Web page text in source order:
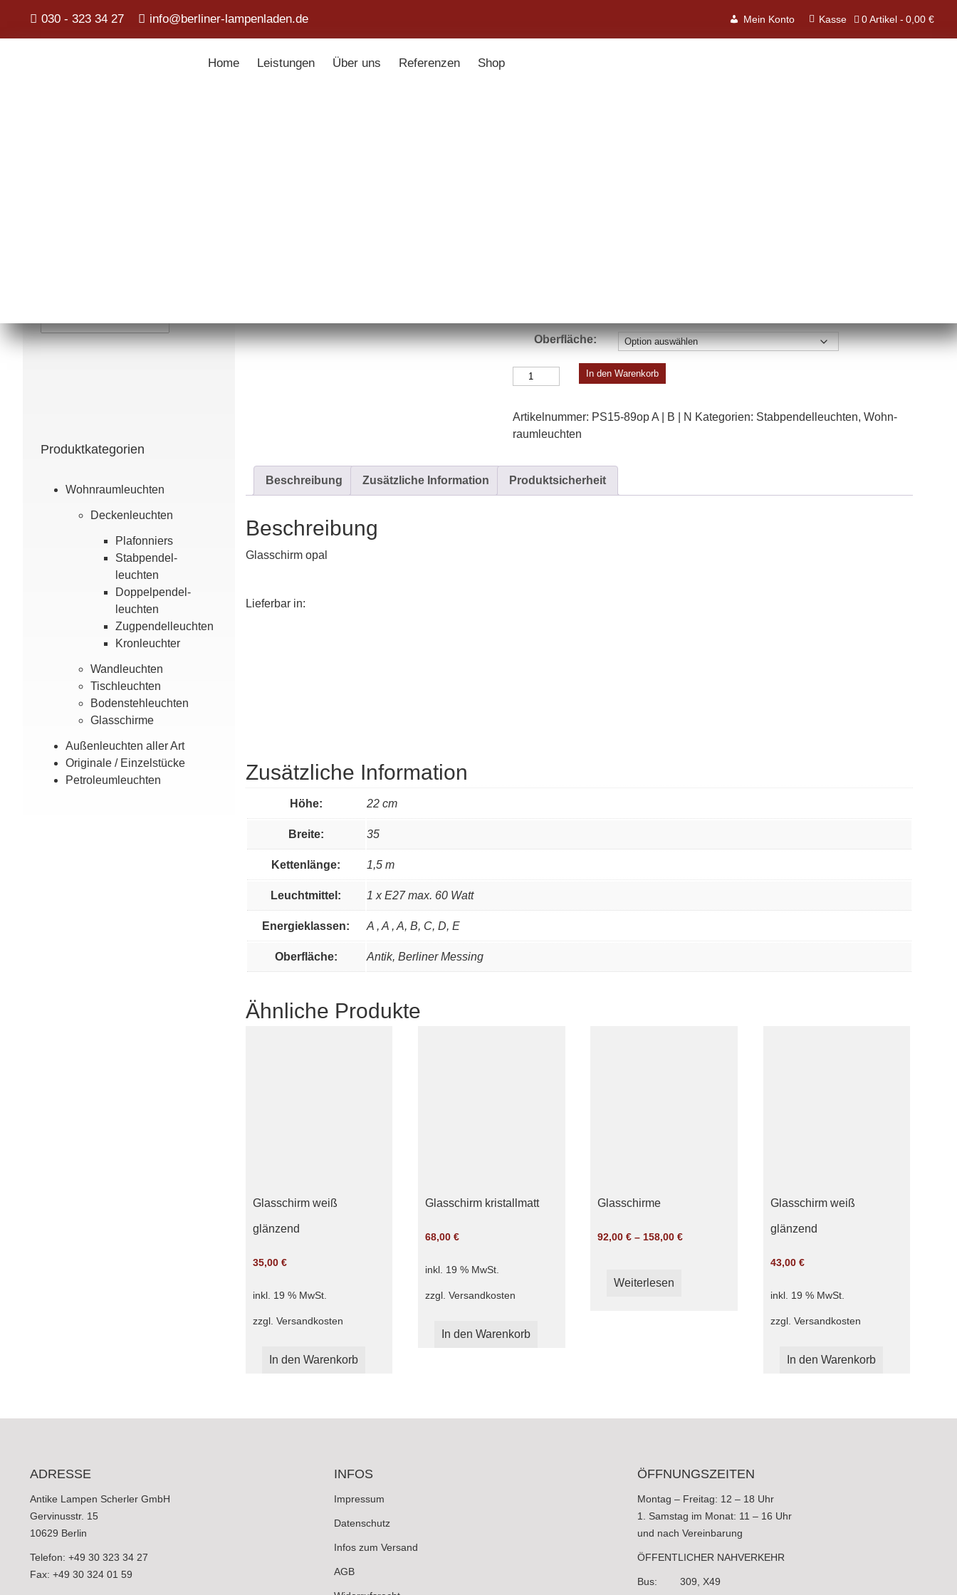
030 - 323 34 27 info@berliner-lampenladen.de Mein Konto Kasse 0 Artikel 0,00 €
Home Leistungen Über uns Referenzen Shop
Produktkategorien
Wohn­raum­leuchten
Decken­leuchten
Plafonniers
Stabpendel­
leuchten
Doppel­pendel­
leuchten
Zugpendelleuchten
Kron­leuchter
Wand­leuchten
Tisch­leuchten
Boden­steh­leuchten
Glas­­schirme
Außen­leuchten aller Art
Originale / Einzel­stücke
Petroleum­leuchten
Oberfläche:
Pendelleuchte
A
B
Menge
In den Warenkorb
Artikelnummer: PS15-89op A | B | N Kategorien: Stabpendel­leuchten, Wohn­
raum­leuchten
Beschreibung Zusätzliche Information Produktsicherheit
Beschreibung
Glasschirm opal
Lieferbar in:
Zusätzliche Information
Höhe: 22 cm
Breite: 35
Kettenlänge: 1,5 m
Leuchtmittel: 1 x E27 max. 60 Watt
Energieklassen: A , A , A, B, C, D, E
Oberfläche: Antik, Berliner Messing
Ähnliche Produkte
Glasschirm weiß
glänzend
35,00 €
inkl. 19 % MwSt.
zzgl. Versandkosten
In den Warenkorb
Glasschirm kristallmatt
68,00 €
inkl. 19 % MwSt.
zzgl. Versandkosten
In den Warenkorb
Glasschirme
92,00€ –158,00€
Weiterlesen
Glasschirm weiß
glänzend
43,00 €
inkl. 19 % MwSt.
zzgl. Versandkosten
In den Warenkorb
ADRESSE
Antike Lampen Scherler GmbH
Gervinusstr. 15
10629 Berlin
Telefon: +49 30 323 34 27
Fax: +49 30 324 01 59
INFOS
Impressum
Datenschutz
Infos zum Versand
AGB
ÖFFNUNGSZEITEN
Montag – Freitag: 12 – 18 Uhr
1. Samstag im Monat: 11 – 16 Uhr
und nach Vereinbarung
ÖFFENTLICHER NAHVERKEHR
Bus: 309, X49